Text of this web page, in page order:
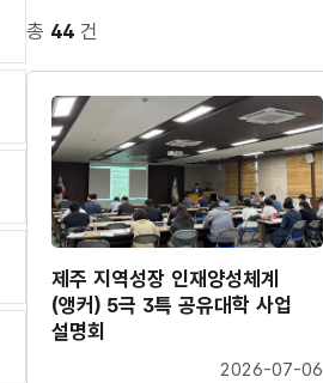
총 44 건
제주 지역성장 인재양성체계
(앵커) 5극 3특 공유대학 사업
설명회
2026-07-06